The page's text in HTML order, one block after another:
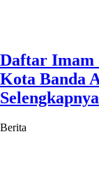
Daftar Imam
Kota Banda
Selengkapnya
Berita